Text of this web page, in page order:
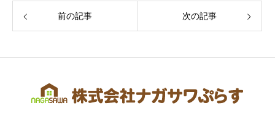
前の記事 次の記事